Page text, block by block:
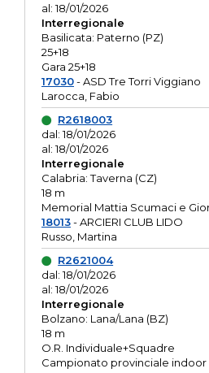
al: 18/01/2026
Interregionale
Basilicata: Paterno (PZ)
25+18
Gara 25+18
17030- ASD Tre Torri Viggiano
Larocca, Fabio
R2618003
dal: 18/01/2026
al: 18/01/2026
Interregionale
Calabria: Taverna (CZ)
18 m
Memorial Mattia Scumaci e
18013- ARCIERI CLUB LIDO
Russo, Martina
R2621004
dal: 18/01/2026
al: 18/01/2026
Interregionale
Bolzano: Lana/Lana (BZ)
18 m
O.R. Individuale+Squadre
Campionato provinciale indoor